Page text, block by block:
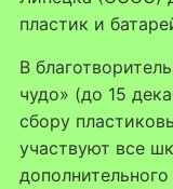
пластик и
В
чудо» (до 15
сбору
участвуют все